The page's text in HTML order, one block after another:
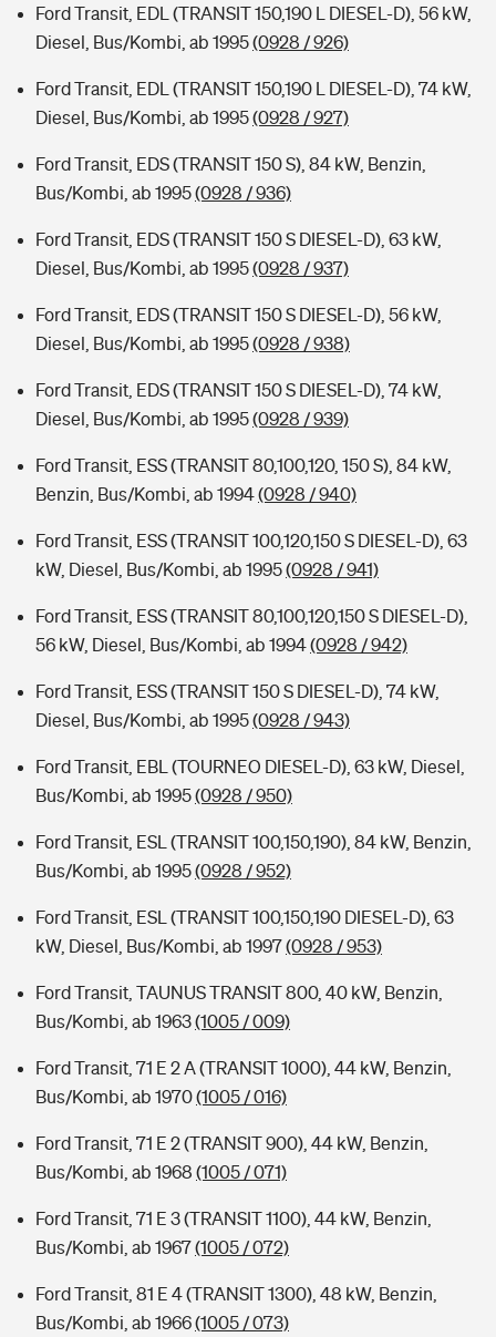
Ford Transit, EDL (TRANSIT 150,190 L DIESEL-D), 56 kW,
Diesel, Bus/Kombi, ab 1995(0928 / 926)
Ford Transit, EDL (TRANSIT 150,190 L DIESEL-D), 74 kW,
Diesel, Bus/Kombi, ab 1995(0928 / 927)
Ford Transit, EDS (TRANSIT 150 S), 84 kW, Benzin,
Bus/Kombi, ab 1995(0928 / 936)
Ford Transit, EDS (TRANSIT 150 S DIESEL-D), 63 kW,
Diesel, Bus/Kombi, ab 1995(0928 / 937)
Ford Transit, EDS (TRANSIT 150 S DIESEL-D), 56 kW,
Diesel, Bus/Kombi, ab 1995(0928 / 938)
Ford Transit, EDS (TRANSIT 150 S DIESEL-D), 74 kW,
Diesel, Bus/Kombi, ab 1995(0928 / 939)
Ford Transit, ESS (TRANSIT 80,100,120, 150 S), 84 kW,
Benzin, Bus/Kombi, ab 1994(0928 / 940)
Ford Transit, ESS (TRANSIT 100,120,150 S DIESEL-D), 63
kW, Diesel, Bus/Kombi, ab 1995(0928 / 941)
Ford Transit, ESS (TRANSIT 80,100,120,150 S DIESEL-D),
56 kW, Diesel, Bus/Kombi, ab 1994(0928 / 942)
Ford Transit, ESS (TRANSIT 150 S DIESEL-D), 74 kW,
Diesel, Bus/Kombi, ab 1995(0928 / 943)
Ford Transit, EBL (TOURNEO DIESEL-D), 63 kW, Diesel,
Bus/Kombi, ab 1995(0928 / 950)
Ford Transit, ESL (TRANSIT 100,150,190), 84 kW, Benzin,
Bus/Kombi, ab 1995(0928 / 952)
Ford Transit, ESL (TRANSIT 100,150,190 DIESEL-D), 63
kW, Diesel, Bus/Kombi, ab 1997(0928 / 953)
Ford Transit, TAUNUS TRANSIT 800, 40 kW, Benzin,
Bus/Kombi, ab 1963(1005 / 009)
Ford Transit, 71 E 2 A (TRANSIT 1000), 44 kW, Benzin,
Bus/Kombi, ab 1970(1005 / 016)
Ford Transit, 71 E 2 (TRANSIT 900), 44 kW, Benzin,
Bus/Kombi, ab 1968 (1005 / 071)
Ford Transit, 71 E 3 (TRANSIT 1100), 44 kW, Benzin,
Bus/Kombi, ab 1967(1005 / 072)
Ford Transit, 81 E 4 (TRANSIT 1300), 48 kW, Benzin,
Bus/Kombi, ab 1966(1005 / 073)